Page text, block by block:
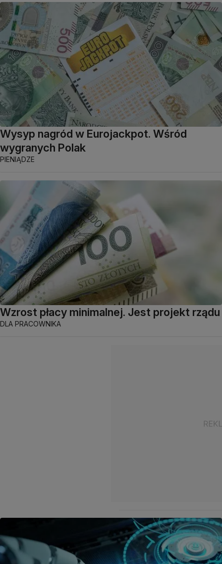
Wysyp nagród w Eurojackpot. Wśród
wygranych Polak
PIENIĄDZE
Wzrost płacy minimalnej. Jest projekt rządu
DLA PRACOWNIKA